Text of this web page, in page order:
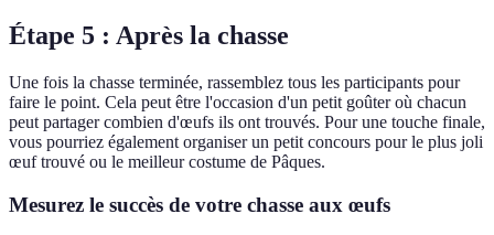
Étape 5 : Après la chasse
Une fois la chasse terminée, rassemblez tous les participants pour
faire le point. Cela peut être l'occasion d'un petit goûter où chacun
peut partager combien d'œufs ils ont trouvés. Pour une touche finale,
vous pourriez également organiser un petit concours pour le plus joli
œuf trouvé ou le meilleur costume de Pâques.
Mesurez le succès de votre chasse aux œufs